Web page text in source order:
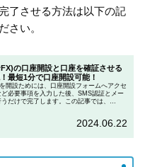
了させる方法は以下の記
さい。
の口座開設と口座を確証させる
最短1分で口座開設可能！
開設ためには、口座開設フォームへアクセ
必要事項を入力した後、SMS認証とメー
だけで完了します。この記事では、
2024.06.22